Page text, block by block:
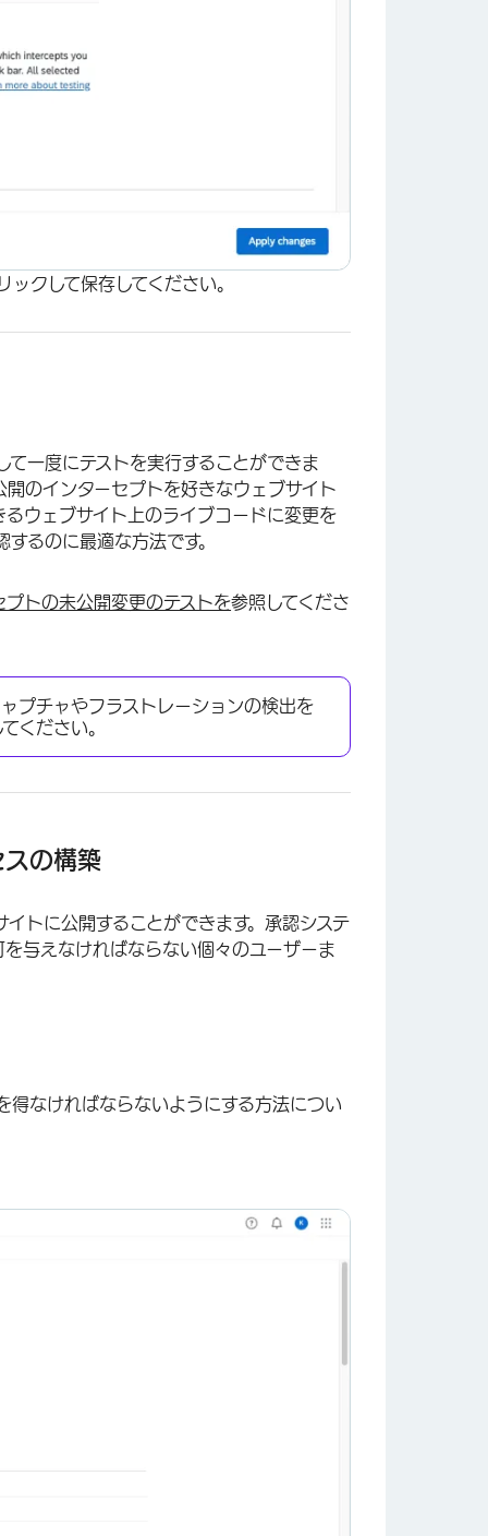
ックして保存してください。
一度にテストを実行することができま
のインターセプトを好きなウェブサイト
ウェブサイト上のライブコードに変更を
るのに最適な方法です。
プトの未公開変更のテストを参照してくださ
プチャやフラストレーションの検出を
ください。
スの構築
トに公開することができます。承認システ
与えなければならない個々のユーザーま
得なければならないようにする方法につい